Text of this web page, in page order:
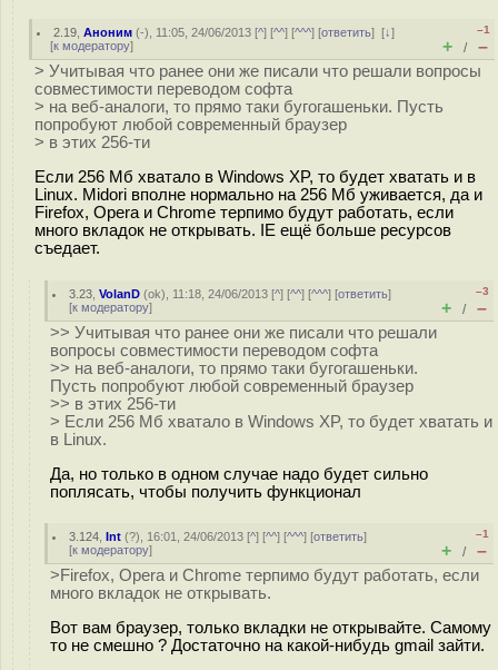
2.19 ,Аноним (-), 11:05, 24/06/2013 [^] [^^] [^^^] [ответить][↓]
[к модератору]
–1
+ / –
> Учитывая что ранее они же писали что решали вопросы
совместимости переводом софта
> на веб-аналоги, то прямо таки бугогашеньки. Пусть
попробуют любой современный браузер
> в этих 256-ти
Если 256 Мб хватало в Windows XP, то будет хватать и в
Linux. Midori вполне нормально на 256 Мб уживается, да и
Firefox, Opera и Chrome терпимо будут работать, если
много вкладок не открывать. IE ещё больше ресурсов
съедает.
3.23 ,VolanD (ok), 11:18, 24/06/2013 [^] [^^] [^^^] [ответить]
[к модератору]
–3
+ / –
>> Учитывая что ранее они же писали что решали
вопросы совместимости переводом софта
>> на веб-аналоги, то прямо таки бугогашеньки.
Пусть попробуют любой современный браузер
>> в этих 256-ти
> Если 256 Мб хватало в Windows XP, то будет хватать и
в Linux.
Да, но только в одном случае надо будет сильно
поплясать, чтобы получить функционал
3.124 ,Int (?), 16:01, 24/06/2013 [^] [^^] [^^^] [ответить]
[к модератору]
–1
+ / –
>Firefox, Opera и Chrome терпимо будут работать, если
много вкладок не открывать.
Вот вам браузер, только вкладки не открывайте. Самому
то не смешно ? Достаточно на какой-нибудь gmail зайти.